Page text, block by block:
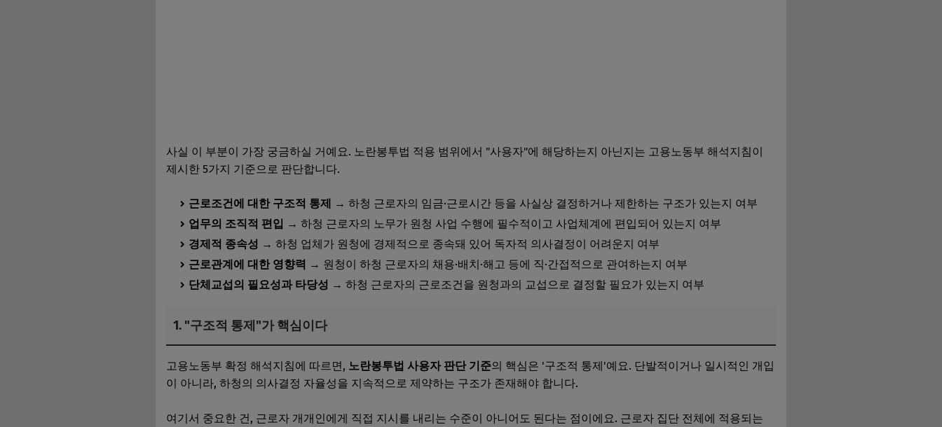
사실 이 부분이 가장 궁금하실 거예요. 노란봉투법 적용 범위에서 "사용자"에 해당하는지 아닌지는 고용노동부 해석지침이
제시한 5가지 기준으로 판단합니다.
근로조건에 대한 구조적 통제 → 하청 근로자의 임금·근로시간 등을 사실상 결정하거나 제한하는 구조가 있는지 여부
업무의 조직적 편입 → 하청 근로자의 노무가 원청 사업 수행에 필수적이고 사업체계에 편입되어 있는지 여부
경제적 종속성 → 하청 업체가 원청에 경제적으로 종속돼 있어 독자적 의사결정이 어려운지 여부
근로관계에 대한 영향력 → 원청이 하청 근로자의 채용·배치·해고 등에 직·간접적으로 관여하는지 여부
단체교섭의 필요성과 타당성 → 하청 근로자의 근로조건을 원청과의 교섭으로 결정할 필요가 있는지 여부
1. "구조적 통제"가 핵심이다
고용노동부 확정 해석지침에 따르면, 노란봉투법 사용자 판단 기준의 핵심은 '구조적 통제'예요. 단발적이거나 일시적인 개입
이 아니라, 하청의 의사결정 자율성을 지속적으로 제약하는 구조가 존재해야 합니다.
여기서 중요한 건, 근로자 개개인에게 직접 지시를 내리는 수준이 아니어도 된다는 점이에요. 근로자 집단 전체에 적용되는